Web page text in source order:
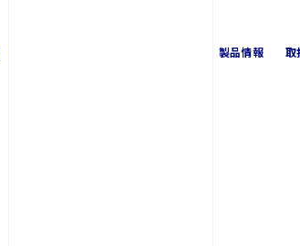
製品情報 取